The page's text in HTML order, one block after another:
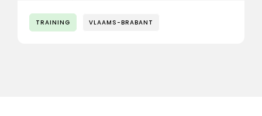
TRAINING VLAAMS-BRABANT